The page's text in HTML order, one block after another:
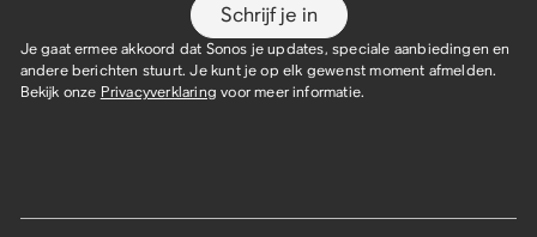
Schrijf je in
Je gaat ermee akkoord dat Sonos je updates, speciale aanbiedingen en
andere berichten stuurt. Je kunt je op elk gewenst moment afmelden.
Bekijk onze Privacyverklaring voor meer informatie.